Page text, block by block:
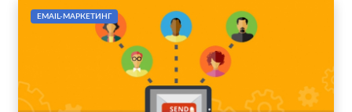
EMAIL-МАРКЕТИНГ